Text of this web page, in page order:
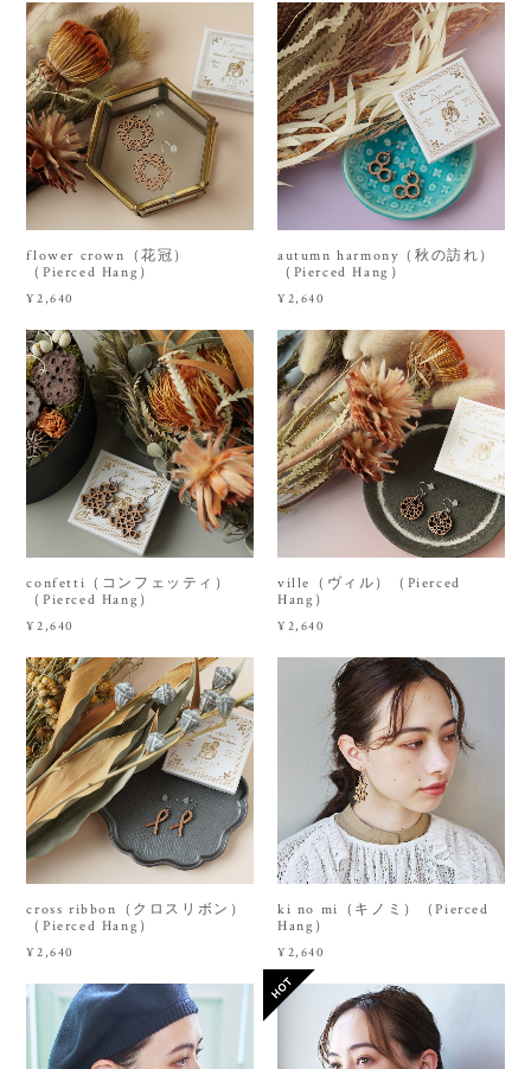
flower crown（花冠）
（Pierced Hang）
¥2,640
autumn harmony（秋の訪れ）
（Pierced Hang）
¥2,640
confetti（コンフェッティ）
（Pierced Hang）
¥2,640
ville（ヴィル）（Pierced
Hang）
¥2,640
cross ribbon（クロスリボン）
（Pierced Hang）
¥2,640
ki no mi（キノミ）（Pierced
Hang）
¥2,640